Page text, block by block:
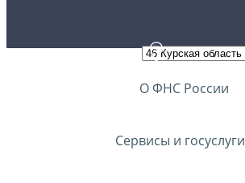
О ФНС России
Сервисы и госуслуги